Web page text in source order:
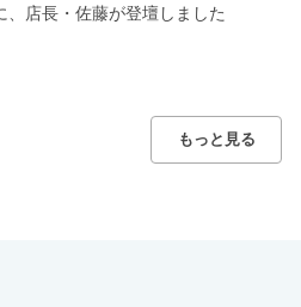
、店長・佐藤が登壇しました
もっと見る